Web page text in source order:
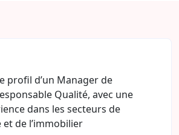
profil d’un Manager de
Qualité, avec une
dans les secteurs de
et de l’immobilier